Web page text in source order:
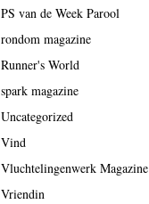
PS van de Week Parool
rondom magazine
Runner's World
spark magazine
Uncategorized
Vind
Vluchtelingenwerk Magazine
Vriendin